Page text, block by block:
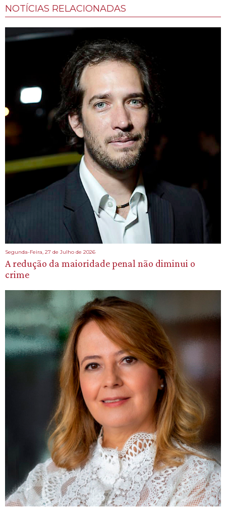
NOTÍCIAS RELACIONADAS
Segunda-Feira, 27 de Julho de 2026
A redução da maioridade penal não diminui o
crime